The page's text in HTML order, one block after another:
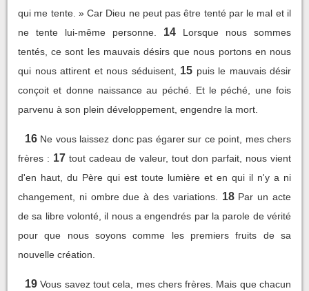
qui me tente. » Car Dieu ne peut pas être tenté par le mal et il
ne tente lui-même personne.
14
Lorsque nous sommes
tentés, ce sont les mauvais désirs que nous portons en nous
qui nous attirent et nous séduisent,
15 puis le mauvais désir
conçoit et donne naissance au péché. Et le péché, une fois
parvenu à son plein développement, engendre la mort.
16 Ne vous laissez donc pas égarer sur ce point, mes chers
frères : 17 tout cadeau de valeur, tout don parfait, nous vient
d'en haut, du Père qui est toute lumière et en qui il n'y a ni
changement, ni ombre due à des variations.
18 Par un acte
de sa libre volonté, il nous a engendrés par la parole de vérité
pour que nous soyons comme les premiers fruits de sa
nouvelle création.
19 Vous savez tout cela, mes chers frères. Mais que chacun